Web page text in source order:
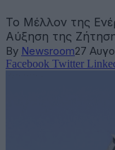
Το Μέλλον της
Αύξηση της
By Newsroom27
Facebook Twitter